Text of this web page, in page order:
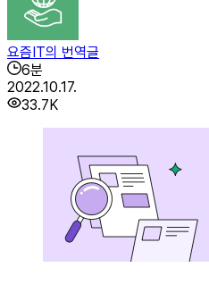
요즘IT의 번역글
6분
2022.10.17.
33.7K